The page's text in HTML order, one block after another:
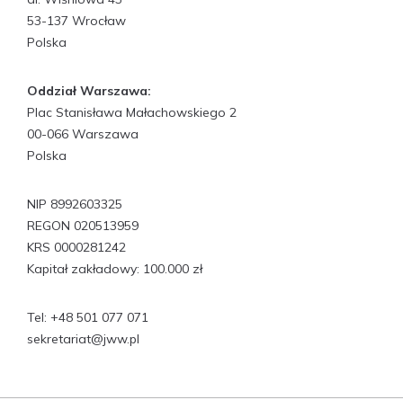
53-137 Wrocław
Polska
Oddział Warszawa:
Plac Stanisława Małachowskiego 2
00-066 Warszawa
Polska
NIP 8992603325
REGON 020513959
KRS 0000281242
Kapitał zakładowy: 100.000 zł
Tel: +48 501 077 071
sekretariat@jww.pl